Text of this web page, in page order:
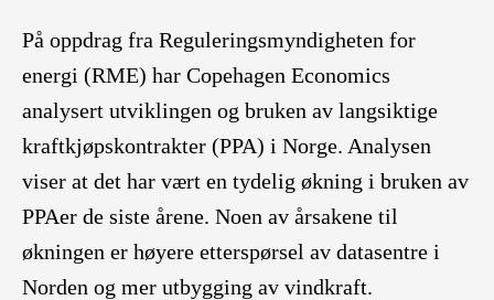
På oppdrag fra Reguleringsmyndigheten for
energi (RME) har Copehagen Economics
analysert utviklingen og bruken av langsiktige
kraftkjøpskontrakter (PPA) i Norge. Analysen
viser at det har vært en tydelig økning i bruken av
PPAer de siste årene. Noen av årsakene til
økningen er høyere etterspørsel av datasentre i
Norden og mer utbygging av vindkraft.